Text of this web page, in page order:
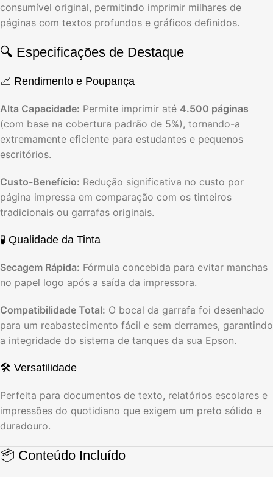
consumível original, permitindo imprimir milhares de
páginas com textos profundos e gráficos definidos.
🔍 Especificações de Destaque
📈 Rendimento e Poupança
Alta Capacidade: Permite imprimir até 4.500 páginas
(com base na cobertura padrão de 5%), tornando-a
extremamente eficiente para estudantes e pequenos
escritórios.
Custo-Benefício: Redução significativa no custo por
página impressa em comparação com os tinteiros
tradicionais ou garrafas originais.
🧪 Qualidade da Tinta
Secagem Rápida: Fórmula concebida para evitar manchas
no papel logo após a saída da impressora.
Compatibilidade Total: O bocal da garrafa foi desenhado
para um reabastecimento fácil e sem derrames, garantindo
a integridade do sistema de tanques da sua Epson.
🛠️ Versatilidade
Perfeita para documentos de texto, relatórios escolares e
impressões do quotidiano que exigem um preto sólido e
duradouro.
📦 Conteúdo Incluído